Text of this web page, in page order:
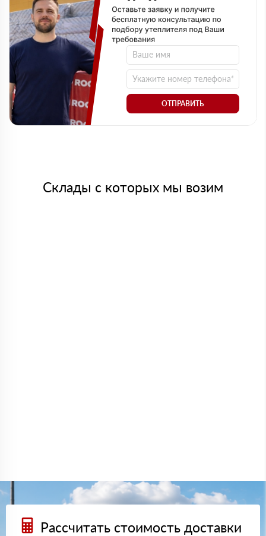
ОТПРАВИТЬ
Склады с которых мы возим
Рассчитать стоимость доставки